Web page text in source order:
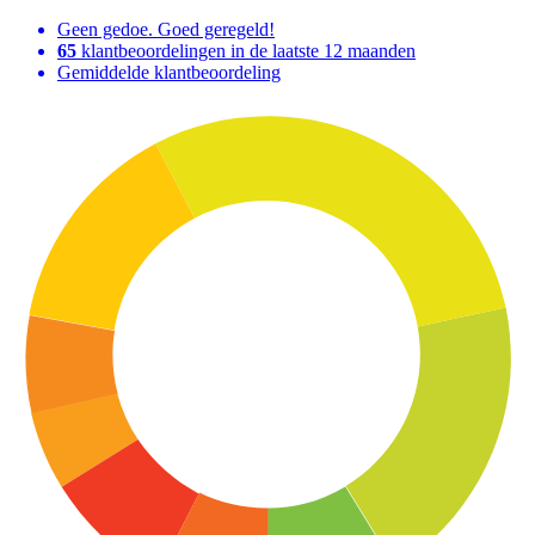
Geen gedoe. Goed geregeld!
65 klantbeoordelingen in de laatste 12 maanden
Gemiddelde klantbeoordeling